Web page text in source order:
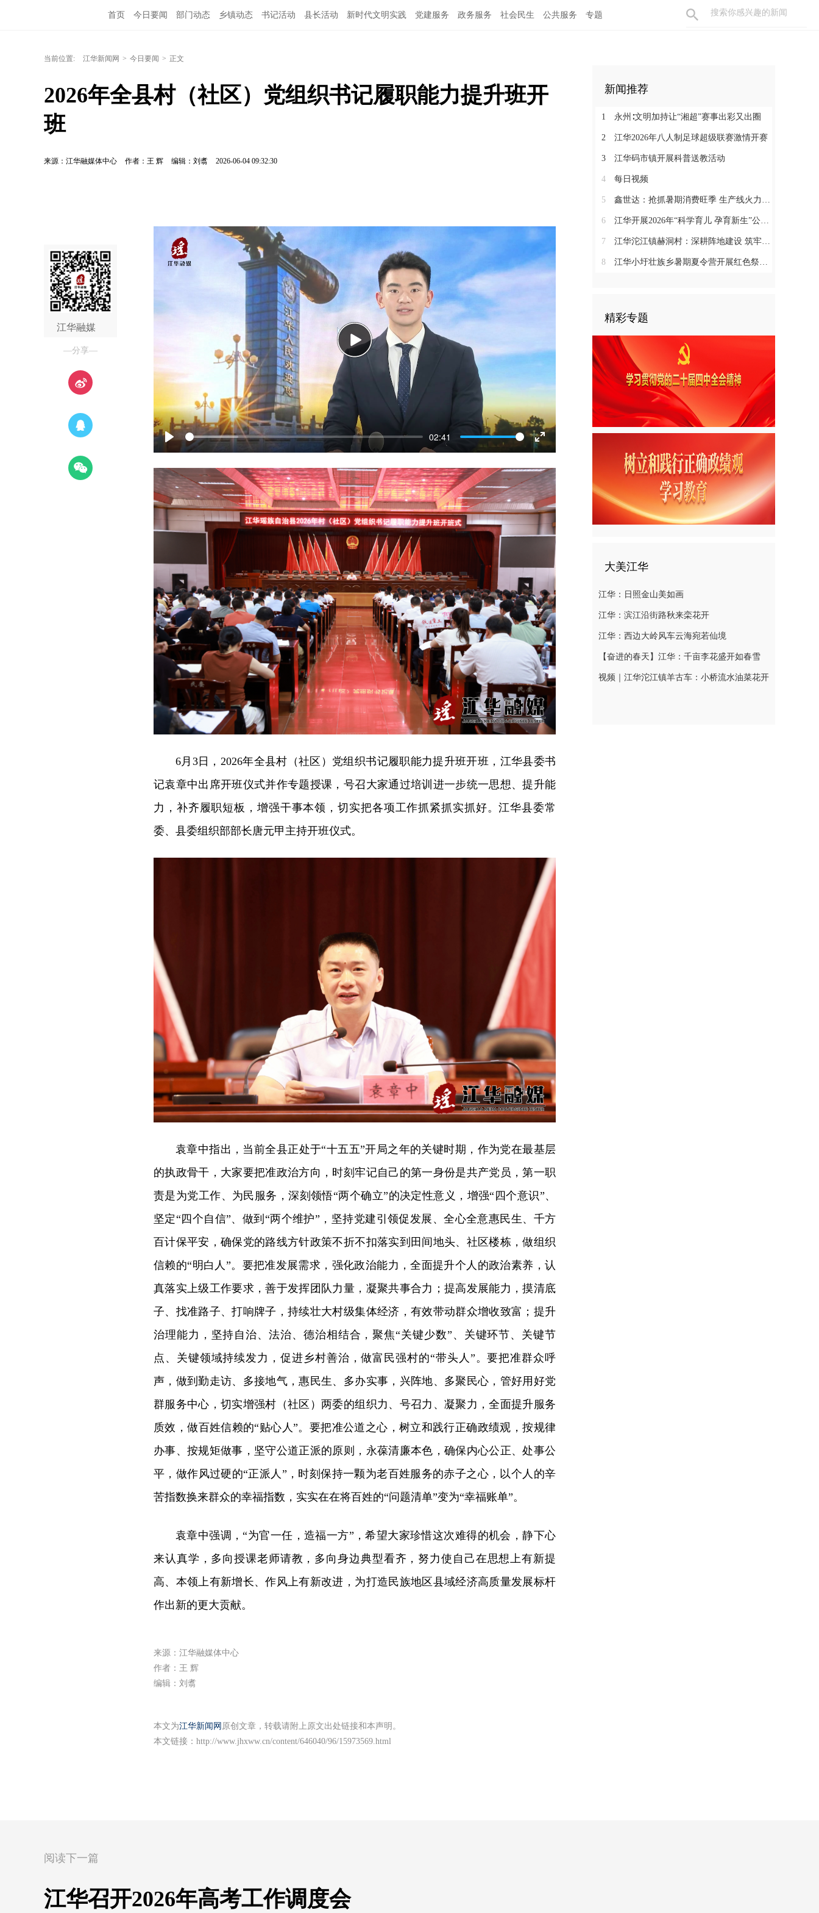
首页 今日要闻 部门动态 乡镇动态 书记活动 县长活动 新时代文明实践 党建服务 政务服务 社会民生 公共服务 专题
当前位置: 江华新闻网 > 今日要闻 > 正文
2026年全县村（社区）党组织书记履职能力提升班开
班
来源：江华融媒体中心 作者：王 辉 编辑：刘翥 2026-06-04 09:32:30
江华融媒
—分享—
Play
02:41
Enter
fullscreen
6月3日，2026年全县村（社区）党组织书记履职能力提升班开班，江华县委书
记袁章中出席开班仪式并作专题授课，号召大家通过培训进一步统一思想、提升能
力，补齐履职短板，增强干事本领，切实把各项工作抓紧抓实抓好。江华县委常
委、县委组织部部长唐元甲主持开班仪式。
袁章中指出，当前全县正处于“十五五”开局之年的关键时期，作为党在最基层
的执政骨干，大家要把准政治方向，时刻牢记自己的第一身份是共产党员，第一职
责是为党工作、为民服务，深刻领悟“两个确立”的决定性意义，增强“四个意识”、
坚定“四个自信”、做到“两个维护”，坚持党建引领促发展、全心全意惠民生、千方
百计保平安，确保党的路线方针政策不折不扣落实到田间地头、社区楼栋，做组织
信赖的“明白人”。要把准发展需求，强化政治能力，全面提升个人的政治素养，认
真落实上级工作要求，善于发挥团队力量，凝聚共事合力；提高发展能力，摸清底
子、找准路子、打响牌子，持续壮大村级集体经济，有效带动群众增收致富；提升
治理能力，坚持自治、法治、德治相结合，聚焦“关键少数”、关键环节、关键节
点、关键领域持续发力，促进乡村善治，做富民强村的“带头人”。要把准群众呼
声，做到勤走访、多接地气，惠民生、多办实事，兴阵地、多聚民心，管好用好党
群服务中心，切实增强村（社区）两委的组织力、号召力、凝聚力，全面提升服务
质效，做百姓信赖的“贴心人”。要把准公道之心，树立和践行正确政绩观，按规律
办事、按规矩做事，坚守公道正派的原则，永葆清廉本色，确保内心公正、处事公
平，做作风过硬的“正派人”，时刻保持一颗为老百姓服务的赤子之心，以个人的辛
苦指数换来群众的幸福指数，实实在在将百姓的“问题清单”变为“幸福账单”。
袁章中强调，“为官一任，造福一方”，希望大家珍惜这次难得的机会，静下心
来认真学，多向授课老师请教，多向身边典型看齐，努力使自己在思想上有新提
高、本领上有新增长、作风上有新改进，为打造民族地区县域经济高质量发展标杆
作出新的更大贡献。
来源：江华融媒体中心
作者：王 辉
编辑：刘翥
本文为江华新闻网 原创文章，转载请附上原文出处链接和本声明。
本文链接： http://www.jhxww.cn/content/646040/96/15973569.html
新闻推荐
1 永州∶文明加持让“湘超”赛事出彩又出圈
2 江华2026年八人制足球超级联赛激情开赛
3 江华码市镇开展科普送教活动
4 每日视频
5 鑫世达：抢抓暑期消费旺季 生产线火力全开
6 江华开展2026年“科学育儿 孕育新生”公益活动
7 江华沱江镇赫洞村：深耕阵地建设 筑牢党建根基
8 江华小圩壮族乡暑期夏令营开展红色祭扫研学活动
精彩专题
大美江华
江华：日照金山美如画
江华：滨江沿街路秋来栾花开
江华：西边大岭风车云海宛若仙境
【奋进的春天】江华：千亩李花盛开如春雪
视频｜江华沱江镇羊古车：小桥流水油菜花开
阅读下一篇
江华召开2026年高考工作调度会